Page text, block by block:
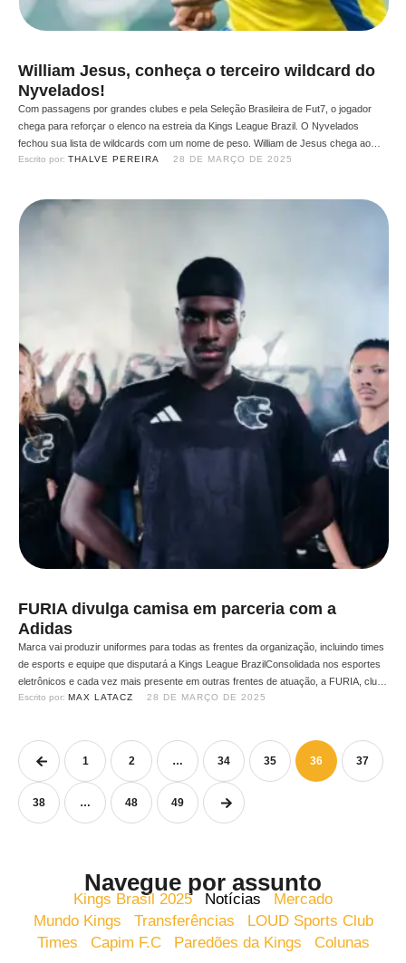
William Jesus, conheça o terceiro wildcard do
Nyvelados!
Com passagens por grandes clubes e pela Seleção Brasileira de Fut7, o jogador
chega para reforçar o elenco na estreia da Kings League Brazil. O Nyvelados
fechou sua lista de wildcards com um nome de peso. William de Jesus chega ao
time trazendo a experiência de quem já vestiu camisas importantes no cenário do
Escrito por: THALVE PEREIRA 28 DE MARÇO DE 2025
FURIA divulga camisa em parceria com a
Adidas
Marca vai produzir uniformes para todas as frentes da organização, incluindo times
de esports e equipe que disputará a Kings League BrazilConsolidada nos esportes
eletrônicos e cada vez mais presente em outras frentes de atuação, a FURIA, clube
de esportes e entretenimento, acaba de firmar uma parceria de patrocínio com
Escrito por: MAX LATACZ 28 DE MARÇO DE 2025
1 2 … 34 35 36 37
38 … 48 49
Navegue por assunto
Kings Brasil 2025 Notícias
Mercado
Mundo Kings
Transferências
LOUD Sports Club
Times
Capim F.C Paredões da Kings Colunas